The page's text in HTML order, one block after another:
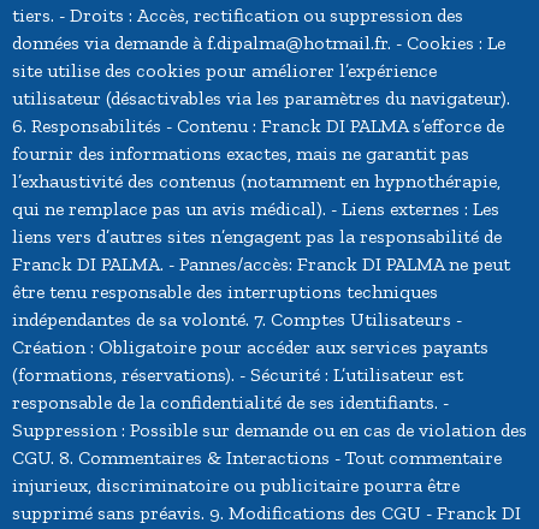
tiers. - Droits : Accès, rectification ou suppression des
données via demande à f.dipalma@hotmail.fr. - Cookies : Le
site utilise des cookies pour améliorer l’expérience
utilisateur (désactivables via les paramètres du navigateur).
6. Responsabilités - Contenu : Franck DI PALMA s’efforce de
fournir des informations exactes, mais ne garantit pas
l’exhaustivité des contenus (notamment en hypnothérapie,
qui ne remplace pas un avis médical). - Liens externes : Les
liens vers d’autres sites n’engagent pas la responsabilité de
Franck DI PALMA. - Pannes/accès: Franck DI PALMA ne peut
être tenu responsable des interruptions techniques
indépendantes de sa volonté. 7. Comptes Utilisateurs -
Création : Obligatoire pour accéder aux services payants
(formations, réservations). - Sécurité : L’utilisateur est
responsable de la confidentialité de ses identifiants. -
Suppression : Possible sur demande ou en cas de violation des
CGU. 8. Commentaires & Interactions - Tout commentaire
injurieux, discriminatoire ou publicitaire pourra être
supprimé sans préavis. 9. Modifications des CGU - Franck DI